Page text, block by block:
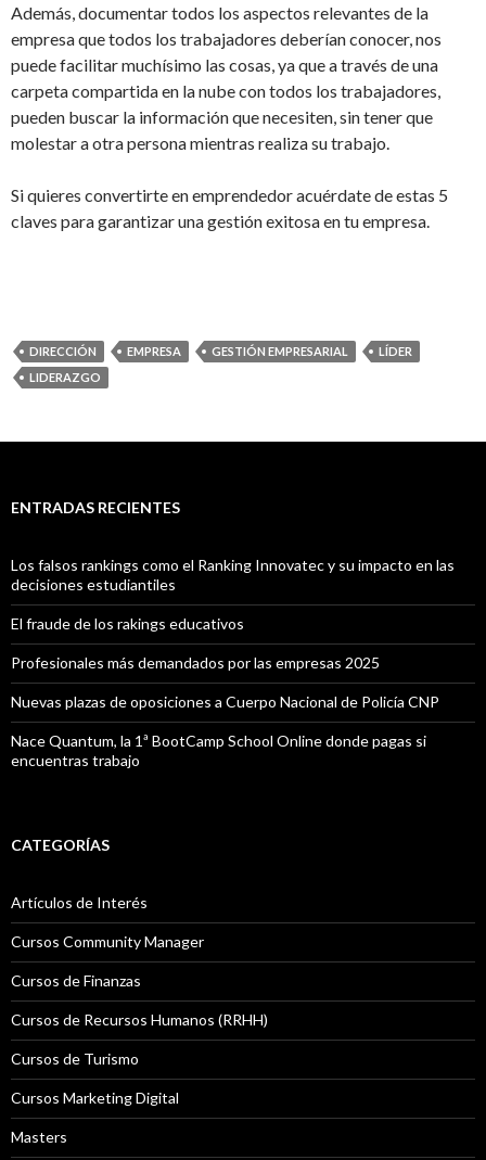
Además, documentar todos los aspectos relevantes de la
empresa que todos los trabajadores deberían conocer, nos
puede facilitar muchísimo las cosas, ya que a través de una
carpeta compartida en la nube con todos los trabajadores,
pueden buscar la información que necesiten, sin tener que
molestar a otra persona mientras realiza su trabajo.
Si quieres convertirte en emprendedor acuérdate de estas 5
claves para garantizar una gestión exitosa en tu empresa.
DIRECCIÓN EMPRESA GESTIÓN EMPRESARIAL
LÍDER
LIDERAZGO
ENTRADAS RECIENTES
Los falsos rankings como el Ranking Innovatec y su impacto en las
decisiones estudiantiles
El fraude de los rakings educativos
Profesionales más demandados por las empresas 2025
Nuevas plazas de oposiciones a Cuerpo Nacional de Policía CNP
Nace Quantum, la 1ª BootCamp School Online donde pagas si
encuentras trabajo
CATEGORÍAS
Artículos de Interés
Cursos Community Manager
Cursos de Finanzas
Cursos de Recursos Humanos (RRHH)
Cursos de Turismo
Cursos Marketing Digital
Masters